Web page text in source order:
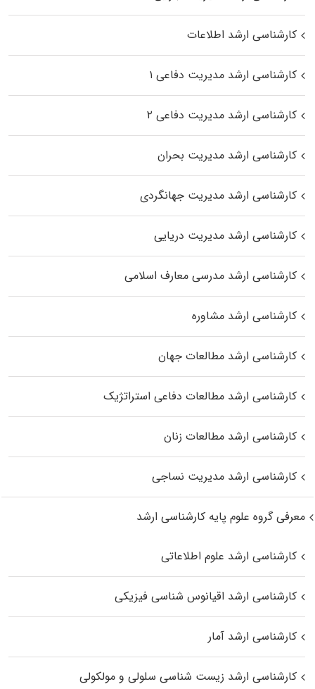
کارشناسی ارشد اطلاعات
کارشناسی ارشد مدیریت دفاعی ۱
کارشناسی ارشد مدیریت دفاعی ۲
کارشناسی ارشد مدیریت بحران
کارشناسی ارشد مدیریت جهانگردی
کارشناسی ارشد مدیریت دریایی
کارشناسی ارشد مدرسی معارف اسلامی
کارشناسی ارشد مشاوره
کارشناسی ارشد مطالعات جهان
کارشناسی ارشد مطالعات دفاعی استراتژیک
کارشناسی ارشد مطالعات زنان
کارشناسی ارشد مدیریت نساجی
معرفی گروه علوم پایه کارشناسی ارشد
کارشناسی ارشد علوم اطلاعاتی
کارشناسی ارشد اقیانوس‌ شناسی فیزیکی
کارشناسی ارشد آمار
کارشناسی ارشد زیست شناسی سلولی و مولکولی